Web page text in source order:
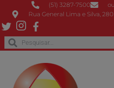
(51) 3287-7500
Rua General Lima e Silva,